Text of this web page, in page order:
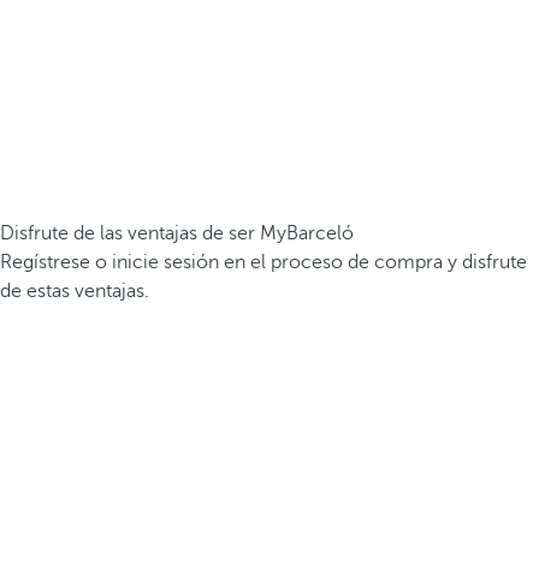
Disfrute de las ventajas de ser MyBarceló
Regístrese o inicie sesión en el proceso de compra y disfrute
de estas ventajas.